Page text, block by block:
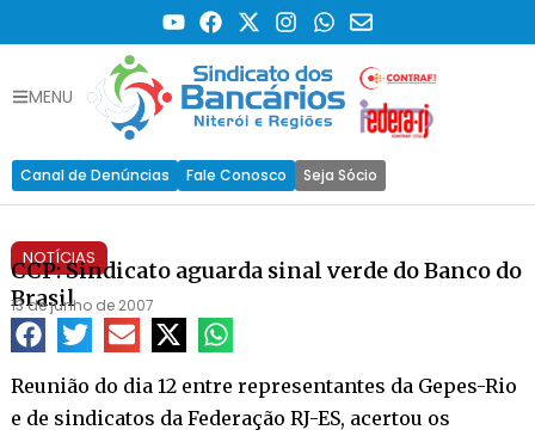
MENU
Canal de Denúncias Fale Conosco Seja Sócio
NOTÍCIAS
CCP: Sindicato aguarda sinal verde do Banco do
Brasil
13 de junho de 2007
Reunião do dia 12 entre representantes da Gepes-Rio
e de sindicatos da Federação RJ-ES, acertou os